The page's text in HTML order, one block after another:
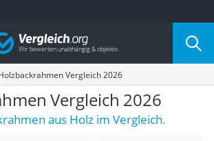
nach Kategorie
Vergleich 2026
Vergleich 2026
aus Holz im Vergleich.